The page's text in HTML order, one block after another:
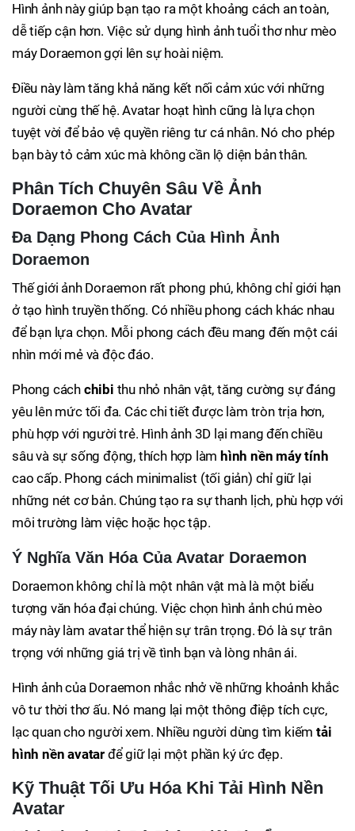
Hình ảnh này giúp bạn tạo ra một khoảng cách an toàn,
dễ tiếp cận hơn. Việc sử dụng hình ảnh tuổi thơ như mèo
máy Doraemon gợi lên sự hoài niệm.
Điều này làm tăng khả năng kết nối cảm xúc với những
người cùng thế hệ. Avatar hoạt hình cũng là lựa chọn
tuyệt vời để bảo vệ quyền riêng tư cá nhân. Nó cho phép
bạn bày tỏ cảm xúc mà không cần lộ diện bản thân.
Phân Tích Chuyên Sâu Về Ảnh
Doraemon Cho Avatar
Đa Dạng Phong Cách Của Hình Ảnh
Doraemon
Thế giới ảnh Doraemon rất phong phú, không chỉ giới hạn
ở tạo hình truyền thống. Có nhiều phong cách khác nhau
để bạn lựa chọn. Mỗi phong cách đều mang đến một cái
nhìn mới mẻ và độc đáo.
Phong cách chibi thu nhỏ nhân vật, tăng cường sự đáng
yêu lên mức tối đa. Các chi tiết được làm tròn trịa hơn,
phù hợp với người trẻ. Hình ảnh 3D lại mang đến chiều
sâu và sự sống động, thích hợp làm hình nền máy tính
cao cấp. Phong cách minimalist (tối giản) chỉ giữ lại
những nét cơ bản. Chúng tạo ra sự thanh lịch, phù hợp với
môi trường làm việc hoặc học tập.
Ý Nghĩa Văn Hóa Của Avatar Doraemon
Doraemon không chỉ là một nhân vật mà là một biểu
tượng văn hóa đại chúng. Việc chọn hình ảnh chú mèo
máy này làm avatar thể hiện sự trân trọng. Đó là sự trân
trọng với những giá trị về tình bạn và lòng nhân ái.
Hình ảnh của Doraemon nhắc nhở về những khoảnh khắc
vô tư thời thơ ấu. Nó mang lại một thông điệp tích cực,
lạc quan cho người xem. Nhiều người dùng tìm kiếm tải
hình nền avatar để giữ lại một phần ký ức đẹp.
Kỹ Thuật Tối Ưu Hóa Khi Tải Hình Nền
Avatar